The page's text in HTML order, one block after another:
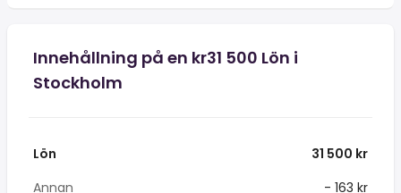
Innehållning på en kr31 500 Lön i
Stockholm
Lön
31 500 kr
Annan
- 163 kr